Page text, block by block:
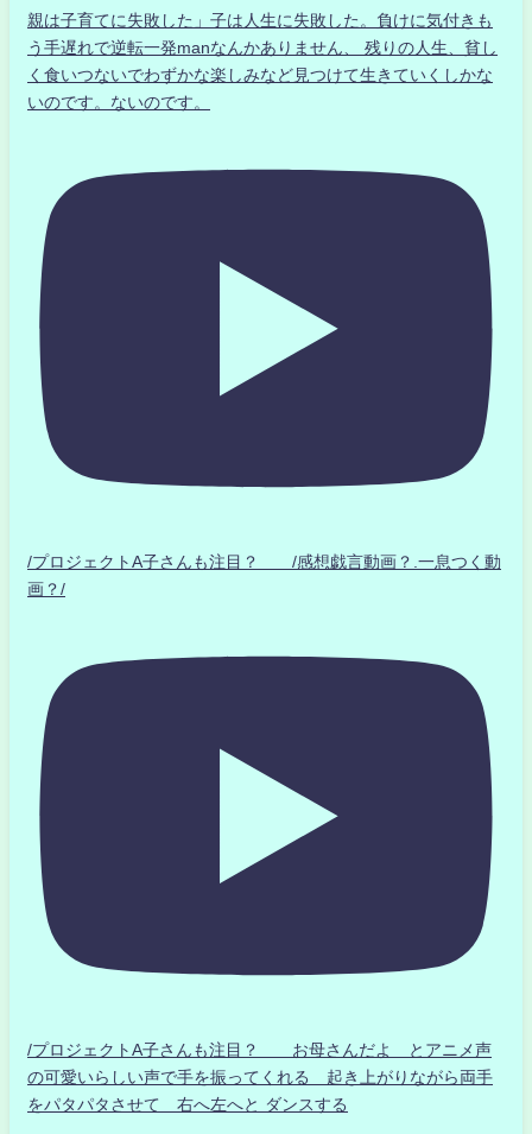
親は子育てに失敗した」子は人生に失敗した。負けに気付きも
う手遅れで逆転一発manなんかありません、 残りの人生、貧し
く食いつないでわずかな楽しみなど見つけて生きていくしかな
いのです。ないのです。
/プロジェクトA子さんも注目？ /感想戯言動画？.一息つく動
画？/
/プロジェクトA子さんも注目？ お母さんだよ とアニメ声
の可愛いらしい声で手を振ってくれる 起き上がりながら両手
をパタパタさせて 右へ左へと ダンスする